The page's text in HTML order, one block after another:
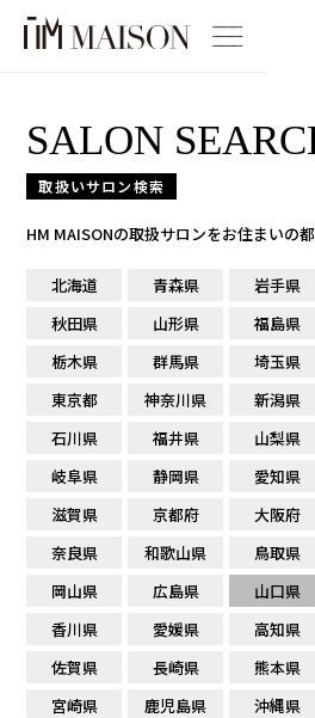
SALON
取扱いサロン検索
HM MAISONの取扱サロンをお住まいの
北海道 青森県 岩手県
秋田県
山形県 福島県
栃木県
群馬県 埼玉県
東京都
神奈川県 新潟県
石川県
福井県 山梨県
岐阜県
静岡県 愛知県
滋賀県
京都府 大阪府
奈良県
和歌山県 鳥取県
岡山県
広島県 山口県
香川県
愛媛県 高知県
佐賀県
長崎県 熊本県
宮崎県
鹿児島県 沖縄県